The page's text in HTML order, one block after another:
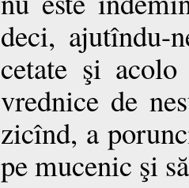
deci, ajutîndu-
cetate şi
vrednice de
zicînd, a
pe mucenic şi